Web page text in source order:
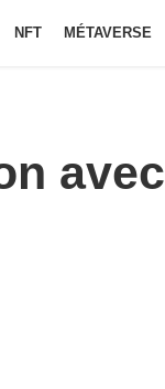
NFT MÉTAVERSE
avec